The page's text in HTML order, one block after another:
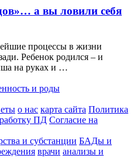
а вы ловили себя
процессы в жизни
Ребенок родился – и
на руках и …
и роды
о нас карта сайта Политика
ПД Согласие на
и субстанции БАДы и
врачи анализы и